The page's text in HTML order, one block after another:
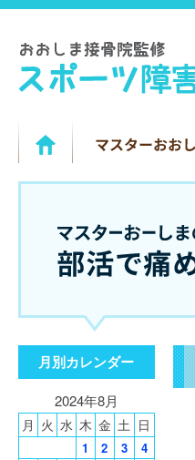
月別カレンダー
2024年8月
月 火 水 木 金 土 日
1 2 3
4